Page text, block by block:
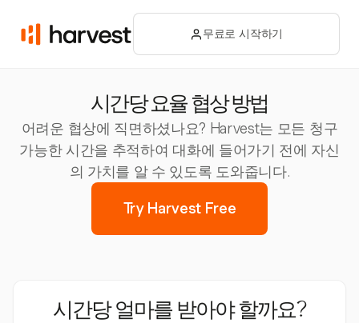
무료로 시작하기
시간당 요율 협상 방법
어려운 협상에 직면하셨나요? Harvest는 모든 청구
가능한 시간을 추적하여 대화에 들어가기 전에 자신
의 가치를 알 수 있도록 도와줍니다.
Try Harvest Free
시간당 얼마를 받아야 할까요?